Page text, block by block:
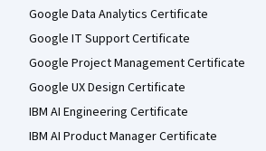
Google Data Analytics Certificate
Google IT Support Certificate
Google Project Management Certificate
Google UX Design Certificate
IBM AI Engineering Certificate
IBM AI Product Manager Certificate